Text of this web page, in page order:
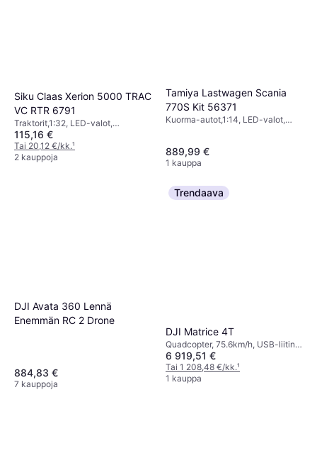
Siku Claas Xerion 5000 TRAC
VC RTR 6791
Traktorit,1:32, LED-valot,
Mobiilisovellus, Bluetooth, Täysin
koottu, Neliveto (4WD)
115,16 €
Tai 20,12 €/kk.¹
2 kauppoja
Tamiya Lastwagen Scania
770S Kit 56371
Kuorma-autot,1:14, LED-valot,
889,99 €
1 kauppa
DJI Avata 360 Lennä
Enemmän RC 2 Drone
884,83 €
7 kauppoja
Trendaava
DJI Matrice 4T
Quadcopter, 75.6km/h, USB-liitin,
Kamera, GLONASS, Wi-Fi, GPS
6 919,51 €
Tai 1 208,48 €/kk.¹
1 kauppa